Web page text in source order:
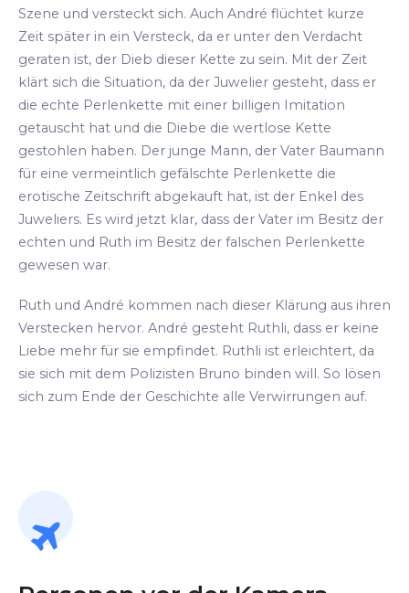
Szene und versteckt sich. Auch André flüchtet kurze
Zeit später in ein Versteck, da er unter den Verdacht
geraten ist, der Dieb dieser Kette zu sein. Mit der Zeit
klärt sich die Situation, da der Juwelier gesteht, dass er
die echte Perlenkette mit einer billigen Imitation
getauscht hat und die Diebe die wertlose Kette
gestohlen haben. Der junge Mann, der Vater Baumann
für eine vermeintlich gefälschte Perlenkette die
erotische Zeitschrift abgekauft hat, ist der Enkel des
Juweliers. Es wird jetzt klar, dass der Vater im Besitz der
echten und Ruth im Besitz der falschen Perlenkette
gewesen war.
Ruth und André kommen nach dieser Klärung aus ihren
Verstecken hervor. André gesteht Ruthli, dass er keine
Liebe mehr für sie empfindet. Ruthli ist erleichtert, da
sie sich mit dem Polizisten Bruno binden will. So lösen
sich zum Ende der Geschichte alle Verwirrungen auf.